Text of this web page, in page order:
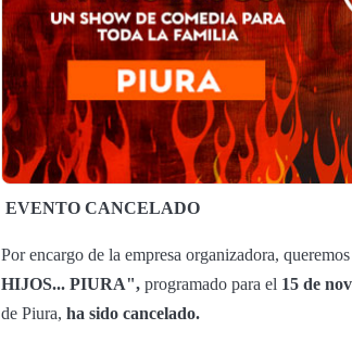
EVENTO CANCELADO
Por encargo de la empresa organizadora,
HIJOS... PIURA", programado para el 15 de
de Piura, ha sido cancelado.